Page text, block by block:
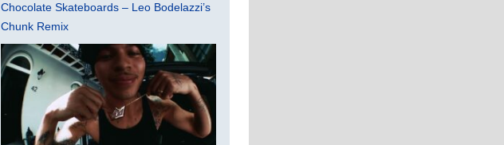
Chocolate Skateboards – Leo Bodelazzi’s
Chunk Remix